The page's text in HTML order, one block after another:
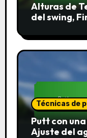
Alturas de
del swing,
Técnicas de
Putt con
Ajuste del